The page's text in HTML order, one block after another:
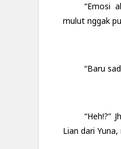
“Emosi
mulut nggak
“Baru
“Heh!?”
Lian dari